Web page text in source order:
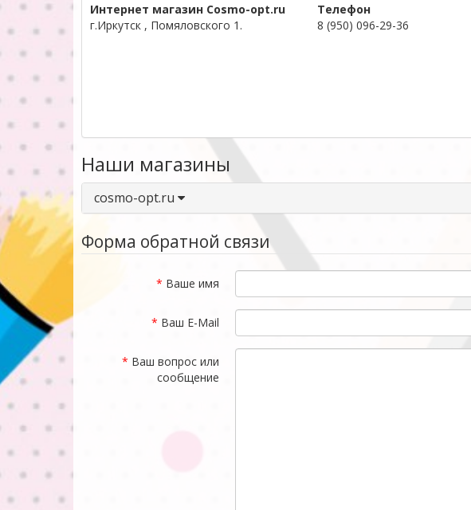
Интернет магазин Cosmo-opt.ru
г.Иркутск , Помяловского 1.
Телефон
8 (950) 096-29-36
Наши магазины
cosmo-opt.ru
Форма обратной связи
Ваше имя
Ваш E-Mail
Ваш вопрос или
сообщение